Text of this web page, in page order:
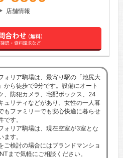
店舗情報
ォリア駒場は、最寄り駅の「池尻大
から徒歩で9分です。設備にオート
、防犯カメラ、宅配ボックス、24
ュリティなどがあり、女性の一人暮
もファミリーでも安心快適に暮らせ
です。
ォリア駒場は、現在空室が3室とな
ます。
ご検討の場合にはブランドマンショ
まで気軽にご相談ください。